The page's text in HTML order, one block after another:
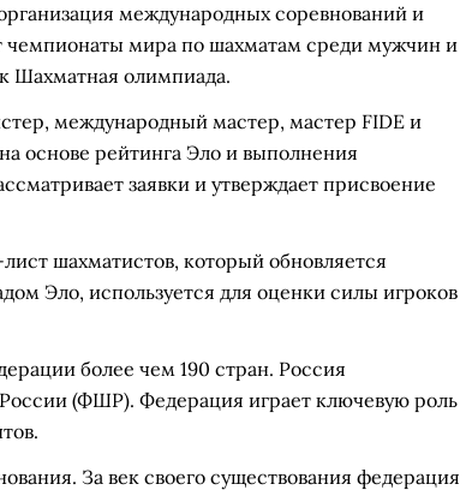
международных соревнований и
мира по шахматам среди мужчин и
Шахматная олимпиада.
международный мастер, мастер FIDE и
основе рейтинга Эло и выполнения
заявки и утверждает присвоение
шахматистов, который обновляется
Эло, используется для оценки силы игроков
более чем 190 стран. Россия
(ФШР). Федерация играет ключевую роль
За век своего существования федерация